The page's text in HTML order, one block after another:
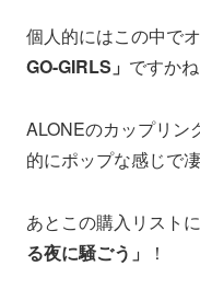
個人的にはこの中で
GO-GIRLS」 ですかね
ALONEのカップリン
的にポップな感じで
あとこの購入リスト
る夜に騒ごう」
！